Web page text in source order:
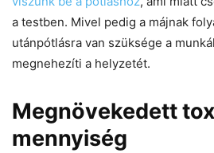
a testben. Mivel pedig a májnak
utánpótlásra van szüksége a
megnehezíti a helyzetét.
Megnövekedett
mennyiség